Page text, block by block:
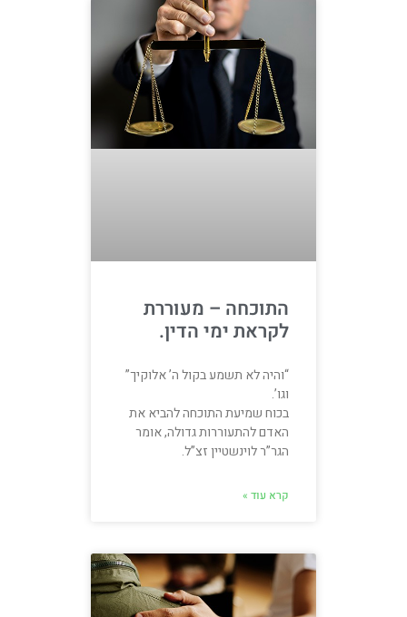
התוכחה – מעוררת
לקראת ימי הדין.
“והיה לא תשמע בקול ה’ אלוקיך”
וגו’.
בכוח שמיעת התוכחה להביא את
האדם להתעוררות גדולה, אומר
הגר”ר לוינשטיין זצ”ל.
קרא עוד »